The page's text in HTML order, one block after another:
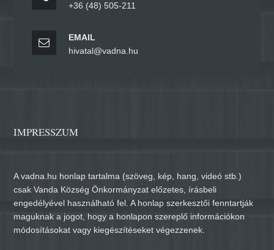
+36 (48) 505-211
EMAIL
hivatal@vadna.hu
IMPRESSZUM
A vadna.hu honlap tartalma (szöveg, kép, hang, videó stb.)
csak Vanda Község Önkormányzat előzetes, írásbeli
engedélyével használható fel. A honlap szerkesztői fenntartják
maguknak a jogot, hogy a honlapon szereplő információkon
módosításokat vagy kiegészítéseket végezzenek.